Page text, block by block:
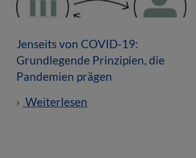
Jenseits von COVID-19:
Grundlegende Prinzipien, die
Pandemien prägen
Weiterlesen